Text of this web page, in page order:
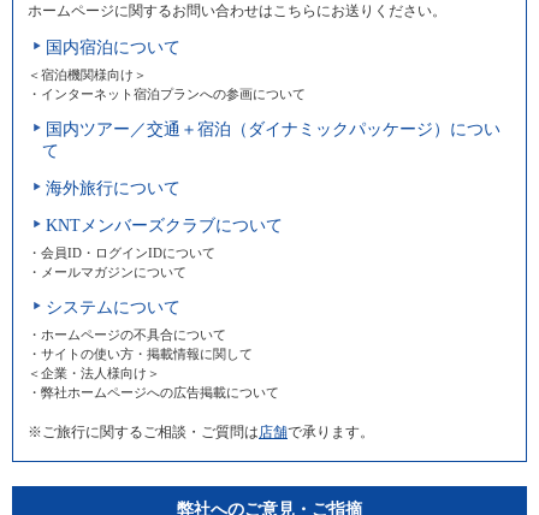
ホームページに関するお問い合わせはこちらにお送りください。
国内宿泊について
＜宿泊機関様向け＞
・インターネット宿泊プランへの参画について
国内ツアー／交通＋宿泊（ダイナミックパッケージ）につい
て
海外旅行について
KNTメンバーズクラブについて
・会員ID・ログインIDについて
・メールマガジンについて
システムについて
・ホームページの不具合について
・サイトの使い方・掲載情報に関して
＜企業・法人様向け＞
・弊社ホームページへの広告掲載について
※ご旅行に関するご相談・ご質問は 店舗で承ります。
弊社へのご意見・ご指摘